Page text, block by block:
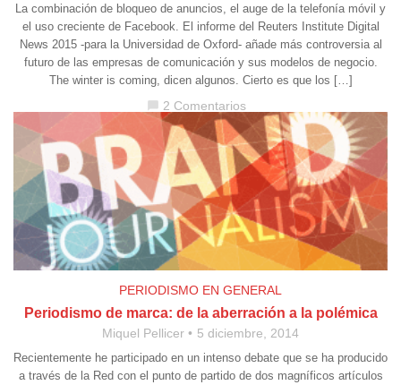
La combinación de bloqueo de anuncios, el auge de la telefonía móvil y
el uso creciente de Facebook. El informe del Reuters Institute Digital
News 2015 -para la Universidad de Oxford- añade más controversia al
futuro de las empresas de comunicación y sus modelos de negocio.
The winter is coming, dicen algunos. Cierto es que los […]
2 Comentarios
PERIODISMO EN GENERAL
Periodismo de marca: de la aberración a la polémica
Miquel Pellicer 5 diciembre, 2014
Recientemente he participado en un intenso debate que se ha producido
a través de la Red con el punto de partido de dos magníficos artículos